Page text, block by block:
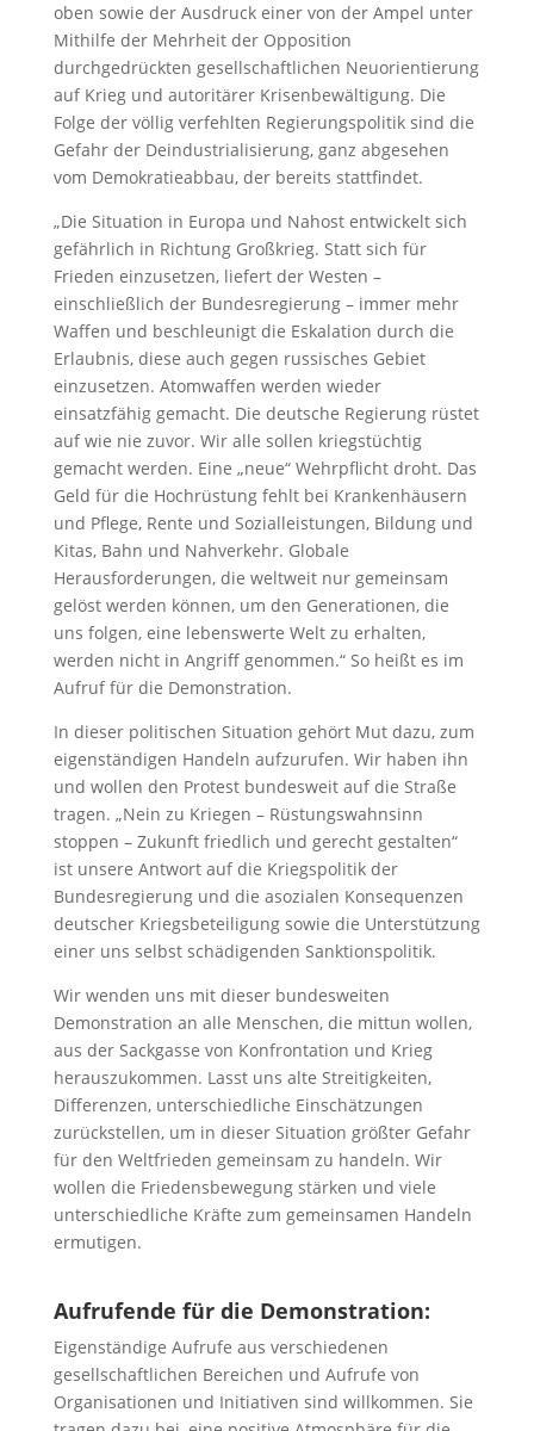
oben sowie der Ausdruck einer von der Ampel unter
Mithilfe der Mehrheit der Opposition
durchgedrückten gesellschaftlichen Neuorientierung
auf Krieg und autoritärer Krisenbewältigung. Die
Folge der völlig verfehlten Regierungspolitik sind die
Gefahr der Deindustrialisierung, ganz abgesehen
vom Demokratieabbau, der bereits stattfindet.
„Die Situation in Europa und Nahost entwickelt sich
gefährlich in Richtung Großkrieg. Statt sich für
Frieden einzusetzen, liefert der Westen –
einschließlich der Bundesregierung – immer mehr
Waffen und beschleunigt die Eskalation durch die
Erlaubnis, diese auch gegen russisches Gebiet
einzusetzen. Atomwaffen werden wieder
einsatzfähig gemacht. Die deutsche Regierung rüstet
auf wie nie zuvor. Wir alle sollen kriegstüchtig
gemacht werden. Eine „neue“ Wehrpflicht droht. Das
Geld für die Hochrüstung fehlt bei Krankenhäusern
und Pflege, Rente und Sozialleistungen, Bildung und
Kitas, Bahn und Nahverkehr. Globale
Herausforderungen, die weltweit nur gemeinsam
gelöst werden können, um den Generationen, die
uns folgen, eine lebenswerte Welt zu erhalten,
werden nicht in Angriff genommen.“ So heißt es im
Aufruf für die Demonstration.
In dieser politischen Situation gehört Mut dazu, zum
eigenständigen Handeln aufzurufen. Wir haben ihn
und wollen den Protest bundesweit auf die Straße
tragen. „Nein zu Kriegen – Rüstungswahnsinn
stoppen – Zukunft friedlich und gerecht gestalten“
ist unsere Antwort auf die Kriegspolitik der
Bundesregierung und die asozialen Konsequenzen
deutscher Kriegsbeteiligung sowie die Unterstützung
einer uns selbst schädigenden Sanktionspolitik.
Wir wenden uns mit dieser bundesweiten
Demonstration an alle Menschen, die mittun wollen,
aus der Sackgasse von Konfrontation und Krieg
herauszukommen. Lasst uns alte Streitigkeiten,
Differenzen, unterschiedliche Einschätzungen
zurückstellen, um in dieser Situation größter Gefahr
für den Weltfrieden gemeinsam zu handeln. Wir
wollen die Friedensbewegung stärken und viele
unterschiedliche Kräfte zum gemeinsamen Handeln
ermutigen.
Aufrufende für die Demonstration:
Eigenständige Aufrufe aus verschiedenen
gesellschaftlichen Bereichen und Aufrufe von
Organisationen und Initiativen sind willkommen. Sie